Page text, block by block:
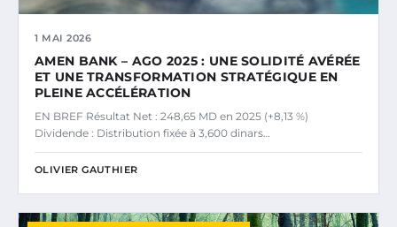
1 MAI 2026
AMEN BANK – AGO 2025 : UNE SOLIDITÉ AVÉRÉE
ET UNE TRANSFORMATION STRATÉGIQUE EN
PLEINE ACCÉLÉRATION
EN BREF Résultat Net : 248,65 MD en 2025 (+8,13 %)
Dividende : Distribution fixée à 3,600 dinars…
OLIVIER GAUTHIER